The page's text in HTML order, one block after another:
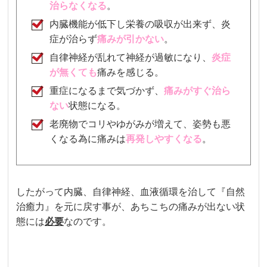
治らなくなる。
内臓機能が低下し栄養の吸収が出来ず、炎
症が治らず痛みが引かない。
自律神経が乱れて神経が過敏になり、炎症
が無くても痛みを感じる 。
重症になるまで気づかず、痛みがすぐ治ら
ない状態になる。
老廃物でコリやゆがみが増えて、姿勢も悪
くなる為に痛みは再発しやすくなる。
したがって内臓、自律神経、血液循環を治して『自然
治癒力』を元に戻す事が、あちこちの痛みが出ない状
態には必要なのです。